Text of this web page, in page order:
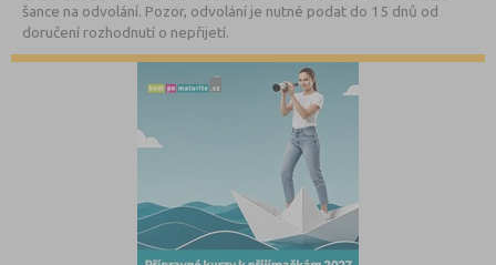
šance na odvolání. Pozor, odvolání je nutné podat do 15 dnů od
doručení rozhodnutí o nepřijetí.